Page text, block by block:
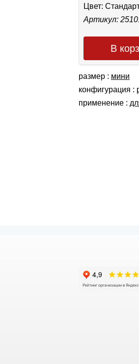
Цвет:
Артикул:
В
размер : мини
конфигурация :
применение :